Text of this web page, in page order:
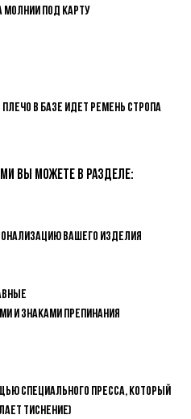
молнии под карту
в базе идет ремень стропа
вы можете в разделе:
вашего изделия
и знаками препинания
специального пресса, который
тиснение)